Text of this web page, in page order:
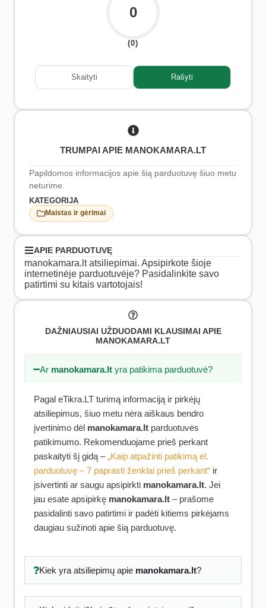
0
(0)
Skaityti Rašyti
TRUMPAI APIE MANOKAMARA.LT
Papildomos informacijos apie šią parduotuvę šiuo metu
neturime.
KATEGORIJA
Maistas ir gėrimai
APIE PARDUOTUVĘ
manokamara.lt atsiliepimai. Apsipirkote šioje
internetinėje parduotuvėje? Pasidalinkite savo
patirtimi su kitais vartotojais!
DAŽNIAUSIAI UŽDUODAMI KLAUSIMAI APIE
MANOKAMARA.LT
Ar manokamara.lt yra patikima parduotuvė?
Pagal eTikra.LT turimą informaciją ir pirkėjų
atsiliepimus, šiuo metu nėra aiškaus bendro
įvertinimo dėl manokamara.lt parduotuvės
patikimumo. Rekomenduojame prieš perkant
paskaityti šį gidą –„Kaip atpažinti patikimą el.
parduotuvę – 7 paprasti ženklai prieš perkant“ ir
įsivertinti ar saugu apsipirkti manokamara.lt. Jei
jau esate apsipirkę manokamara.lt – prašome
pasidalinti savo patirtimi ir padėti kitiems pirkėjams
daugiau sužinoti apie šią parduotuvę.
Kiek yra atsiliepimų apie manokamara.lt?